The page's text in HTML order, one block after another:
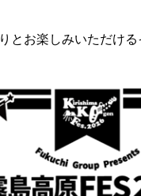
とお楽しみいただけ